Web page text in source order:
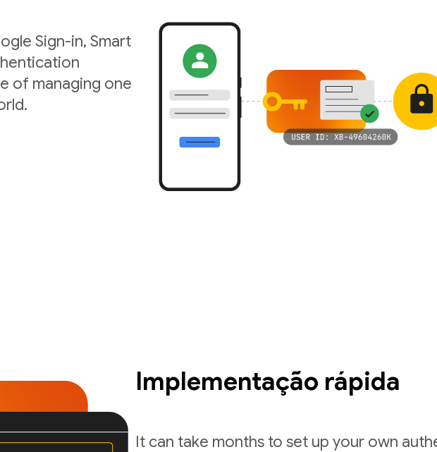
Sign-in, Smart
of managing one
Implementação rápida
It can take months to set up your own